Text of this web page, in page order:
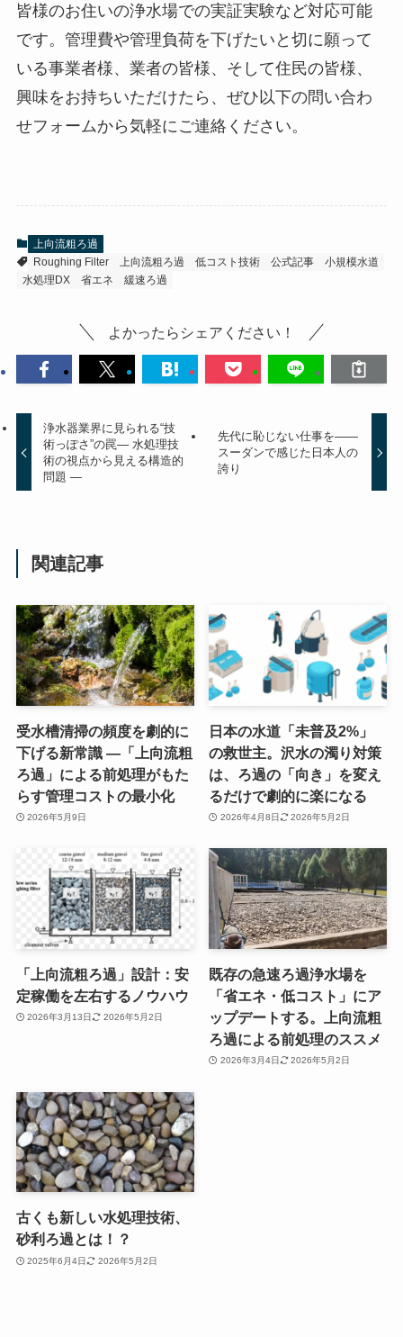
皆様のお住いの浄水場での実証実験など対応可能
です。管理費や管理負荷を下げたいと切に願って
いる事業者様、業者の皆様、そして住民の皆様、
興味をお持ちいただけたら、ぜひ以下の問い合わ
せフォームから気軽にご連絡ください。
上向流粗ろ過
Roughing Filter
上向流粗ろ過 低コスト技術 公式記事
小規模水道
水処理DX
省エネ 緩速ろ過
よかったらシェアください！
浄水器業界に見られる“技
術っぽさ”の罠― 水処理技
術の視点から見える構造的
問題 ―
先代に恥じない仕事を――
スーダンで感じた日本人の
誇り
関連記事
受水槽清掃の頻度を劇的に
下げる新常識 ―「上向流粗
ろ過」による前処理がもた
らす管理コストの最小化
2026年5月9日
日本の水道「未普及2%」
の救世主。沢水の濁り対策
は、ろ過の「向き」を変え
るだけで劇的に楽になる
2026年4月8日 2026年5月2日
「上向流粗ろ過」設計：安
定稼働を左右するノウハウ
2026年3月13日 2026年5月2日
既存の急速ろ過浄水場を
「省エネ・低コスト」にア
ップデートする。上向流粗
ろ過による前処理のススメ
2026年3月4日 2026年5月2日
古くも新しい水処理技術、
砂利ろ過とは！？
2025年6月4日 2026年5月2日